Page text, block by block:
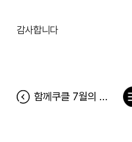
감사합니다
함께쿠클 7월의 기부천사
목